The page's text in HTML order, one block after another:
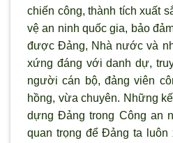
chiến công, thành tích xuất
vệ an ninh quốc gia, bảo
được Đảng, Nhà nước và
xứng đáng với danh dự,
người cán bộ, đảng viên
hồng, vừa chuyên. Những
dựng Đảng trong Công an
quan trọng để Đảng ta